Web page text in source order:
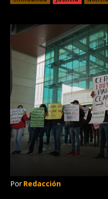
Por Redacción